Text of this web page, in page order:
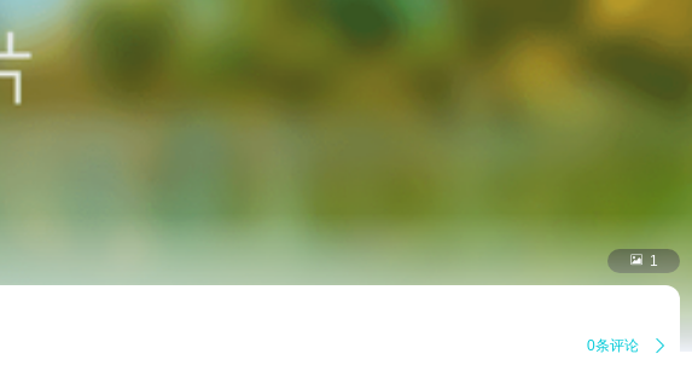
 1
0条评论 